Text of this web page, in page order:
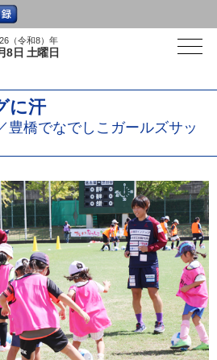
（令和8）年
8日 土曜日
に汗
豊橋でなでしこガールズサッ